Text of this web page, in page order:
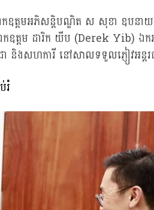
មអភិសន្តិបណ្ឌិត ស សុខា ឧបនាយករដ្
ឧត្តម ដារិក យីប (Derek Yib) ឯក
ា និងសហការី នៅសាលទទួលភ្ញៀវអន្ត
រំ